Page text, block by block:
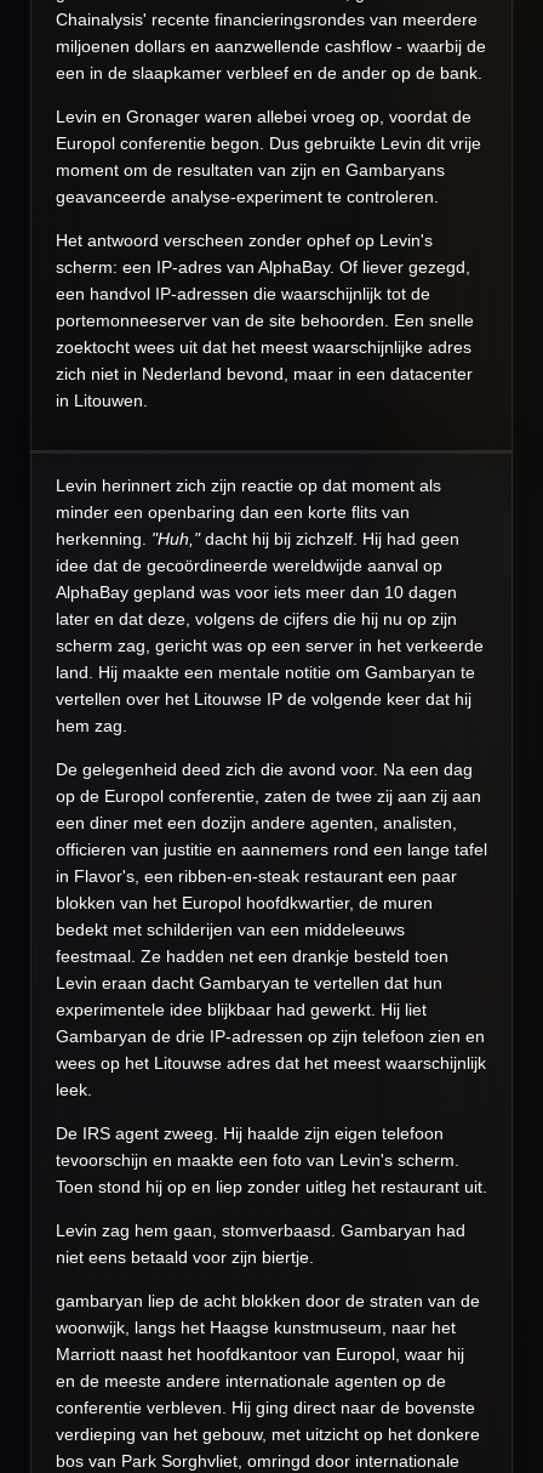
Chainalysis' recente financieringsrondes van meerdere
miljoenen dollars en aanzwellende cashflow - waarbij de
een in de slaapkamer verbleef en de ander op de bank.
Levin en Gronager waren allebei vroeg op, voordat de
Europol conferentie begon. Dus gebruikte Levin dit vrije
moment om de resultaten van zijn en Gambaryans
geavanceerde analyse-experiment te controleren.
Het antwoord verscheen zonder ophef op Levin's
scherm: een IP-adres van AlphaBay. Of liever gezegd,
een handvol IP-adressen die waarschijnlijk tot de
portemonneeserver van de site behoorden. Een snelle
zoektocht wees uit dat het meest waarschijnlijke adres
zich niet in Nederland bevond, maar in een datacenter
in Litouwen.
Levin herinnert zich zijn reactie op dat moment als
minder een openbaring dan een korte flits van
herkenning. "Huh,"dacht hij bij zichzelf. Hij had geen
idee dat de gecoördineerde wereldwijde aanval op
AlphaBay gepland was voor iets meer dan 10 dagen
later en dat deze, volgens de cijfers die hij nu op zijn
scherm zag, gericht was op een server in het verkeerde
land. Hij maakte een mentale notitie om Gambaryan te
vertellen over het Litouwse IP de volgende keer dat hij
hem zag.
De gelegenheid deed zich die avond voor. Na een dag
op de Europol conferentie, zaten de twee zij aan zij aan
een diner met een dozijn andere agenten, analisten,
officieren van justitie en aannemers rond een lange tafel
in Flavor's, een ribben-en-steak restaurant een paar
blokken van het Europol hoofdkwartier, de muren
bedekt met schilderijen van een middeleeuws
feestmaal. Ze hadden net een drankje besteld toen
Levin eraan dacht Gambaryan te vertellen dat hun
experimentele idee blijkbaar had gewerkt. Hij liet
Gambaryan de drie IP-adressen op zijn telefoon zien en
wees op het Litouwse adres dat het meest waarschijnlijk
leek.
De IRS agent zweeg. Hij haalde zijn eigen telefoon
tevoorschijn en maakte een foto van Levin's scherm.
Toen stond hij op en liep zonder uitleg het restaurant uit.
Levin zag hem gaan, stomverbaasd. Gambaryan had
niet eens betaald voor zijn biertje.
gambaryan liep de acht blokken door de straten van de
woonwijk, langs het Haagse kunstmuseum, naar het
Marriott naast het hoofdkantoor van Europol, waar hij
en de meeste andere internationale agenten op de
conferentie verbleven. Hij ging direct naar de bovenste
verdieping van het gebouw, met uitzicht op het donkere
bos van Park Sorghvliet, omringd door internationale